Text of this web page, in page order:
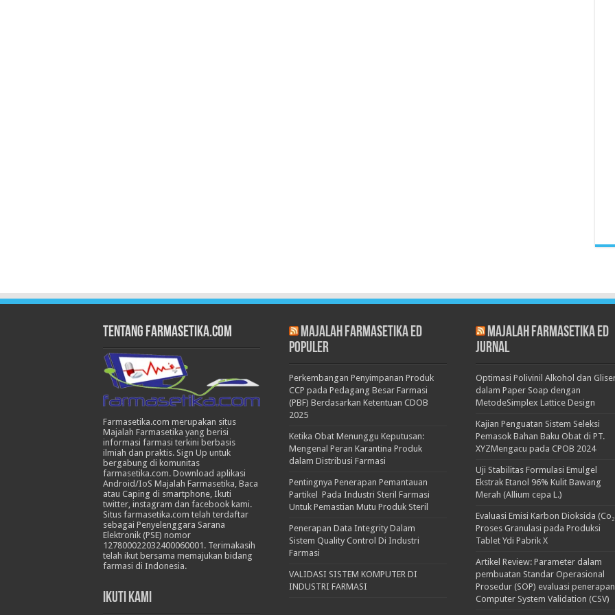
Tentang Farmasetika.com
Farmasetika.com merupakan situs
Majalah Farmasetika yang berisi
informasi farmasi terkini berbasis
ilmiah dan praktis. Sign Up untuk
bergabung di komunitas
farmasetika.com. Download aplikasi
Android/IoS Majalah Farmasetika, Baca
atau Caping di smartphone, Ikuti
twitter, instagram dan facebook kami.
Situs farmasetika.com telah terdaftar
sebagai Penyelenggara Sarana
Elektronik (PSE) nomor
127800022032400060001. Terimakasih
telah ikut bersama memajukan bidang
farmasi di Indonesia.
Ikuti Kami
Majalah Farmasetika Ed
Populer
Perkembangan Penyimpanan Produk
CCP pada Pedagang Besar Farmasi
(PBF) Berdasarkan Ketentuan CDOB
2025
Ketika Obat Menunggu Keputusan:
Mengenal Peran Karantina Produk
dalam Distribusi Farmasi
Pentingnya Penerapan Pemantauan
Partikel Pada Industri Steril Farmasi
Untuk Pemastian Mutu Produk Steril
Penerapan Data Integrity Dalam
Sistem Quality Control Di Industri
Farmasi
VALIDASI SISTEM KOMPUTER DI
INDUSTRI FARMASI
Majalah Farmasetika Ed
Jurnal
Optimasi Polivinil Alkohol dan
dalam Paper Soap dengan
MetodeSimplex Lattice Design
Kajian Penguatan Sistem Seleksi
Pemasok Bahan Baku Obat di PT.
XYZMengacu pada CPOB 2024
Uji Stabilitas Formulasi Emulgel
Ekstrak Etanol 96% Kulit Bawang
Merah (Allium cepa L.)
Evaluasi Emisi Karbon Dioksida
Proses Granulasi pada Produksi
Tablet Ydi Pabrik X
Artikel Review: Parameter dalam
pembuatan Standar Operasional
Prosedur (SOP) evaluasi penerapan
Computer System Validation (CSV)